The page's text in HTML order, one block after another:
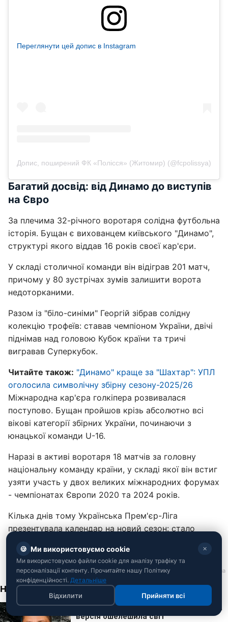
Переглянути цей допис в Instagram
Допис, поширений ФК «Полісся» (Житомир) (@fcpolissya)
Багатий досвід: від Динамо до виступів
на Євро
За плечима 32-річного воротаря солідна футбольна
історія. Бущан є вихованцем київського "Динамо",
структурі якого віддав 16 років своєї кар'єри.
У складі столичної команди він відіграв 201 матч,
причому у 80 зустрічах зумів залишити ворота
недоторканими.
Разом із "біло-синіми" Георгій зібрав солідну
колекцію трофеїв: ставав чемпіоном України, двічі
піднімав над головою Кубок країни та тричі
вигравав Суперкубок.
Читайте також: "Динамо" краще за "Шахтар": УПЛ
оголосила символічну збірну сезону-2025/26
Міжнародна кар'єра голкіпера розвивалася
поступово. Бущан пройшов крізь абсолютно всі
вікові категорії збірних України, починаючи з
юнацької команди U-16.
Наразі в активі воротаря 18 матчів за головну
національну команду країни, у складі якої він встиг
узяти участь у двох великих міжнародних форумах
- чемпіонатах Європи 2020 та 2024 років.
Кілька днів тому Українська Прем'єр-Ліга
презентувала календар на новий сезон: стало
🍪 Ми використовуємо cookie ✕
Ми використовуємо файли cookie для аналізу трафіку та
персоналізації контенту. Прочитайте нашу Політику
конфіденційності. Детальніше
Відхилити Прийняти всі